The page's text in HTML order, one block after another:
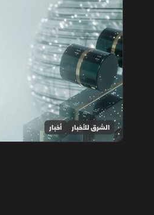
الشرق للأخبار أخبار